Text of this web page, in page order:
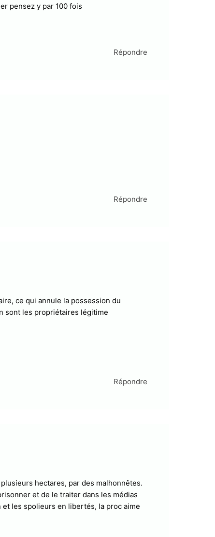
pensez y par 100 fois
Répondre
Répondre
ce qui annule la possession du
sont les propriétaires légitime
Répondre
hectares, par des malhonnêtes.
et de le traiter dans les médias
les spolieurs en libertés, la proc aime